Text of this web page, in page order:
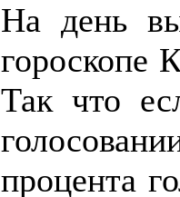
На день
гороскопе
Так что
процента